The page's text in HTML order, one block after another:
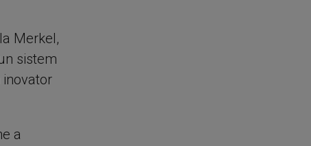
Merkel,
sistem
a